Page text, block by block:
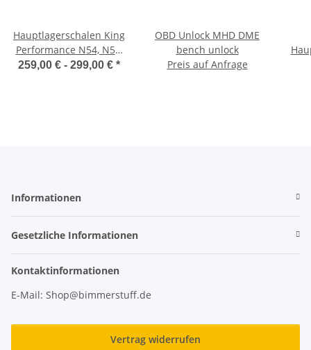
Hauptlagerschalen King
Performance N54, N55,
S55
259,00 € - 299,00 € *
OBD Unlock MHD DME
bench unlock
Preis auf Anfrage
Informationen
Gesetzliche Informationen
Kontaktinformationen
E-Mail: Shop@bimmerstuff.de
Vertrag widerrufen